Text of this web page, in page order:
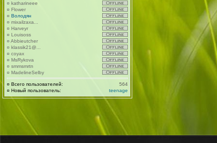
¤ katharineee
¤ Flower
¤ Володян
¤ mixailzaxa...
¤ Harveyr
¤ Louisoss
¤ Abbieutcher
¤ klassik21@...
¤ coyax
¤ MsRykova
¤ smmsmrtn
¤ MadelineSelby
¤ Всего пользователей:
564
¤ Новый пользователь: teenage